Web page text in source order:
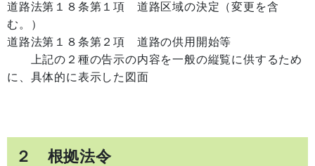
道路法第１８条第１項 道路区域の決定（変更を含
む。）
道路法第１８条第２項 道路の供用開始等
上記の２種の告示の内容を一般の縦覧に供するため
に、具体的に表示した図面
２ 根拠法令